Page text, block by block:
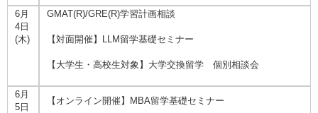
6月
4日
(木)
GMAT(R)/GRE(R)学習計画相談
【対面開催】LLM留学基礎セミナー
【大学生・高校生対象】大学交換留学 個別相談会
6月
5日
【オンライン開催】MBA留学基礎セミナー